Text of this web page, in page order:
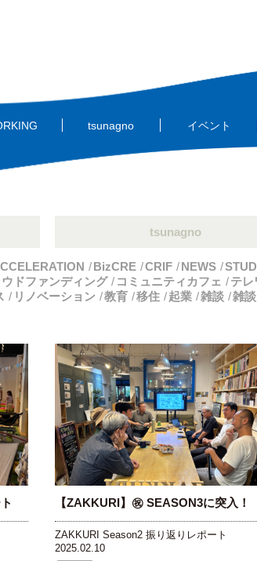
tsunagno イベント
tsunagno
BizCRE CRIF NEWS
ドファンディング コミュニティカフェ テレ
リノベーション 教育 移住 起業 雑談 雑
【ZAKKURI】㊗️ SEASON3に突入！
ZAKKURI Season2 振り返りレポート
2025.02.10